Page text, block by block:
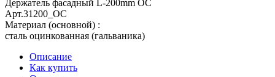
Держатель фасадный L-200mm OC
Арт.31200_ОС
Материал (основной) :
сталь оцинкованная (гальваника)
Описание
Как купить